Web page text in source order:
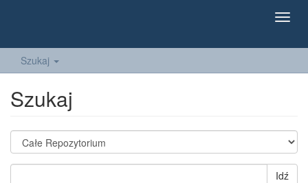
Szukaj
Szukaj
Idź